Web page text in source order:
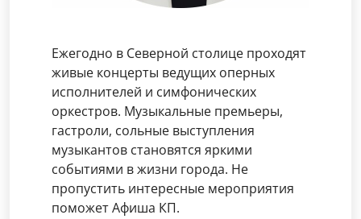
Ежегодно в Северной столице проходят
живые концерты ведущих оперных
исполнителей и симфонических
оркестров. Музыкальные премьеры,
гастроли, сольные выступления
музыкантов становятся яркими
событиями в жизни города. Не
пропустить интересные мероприятия
поможет Афиша КП.